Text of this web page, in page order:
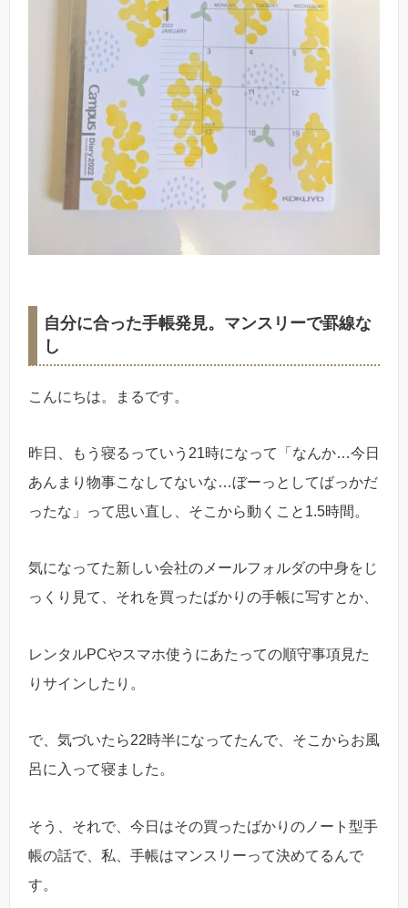
自分に合った手帳発見。マンスリーで罫線な
し
こんにちは。まるです。
昨日、もう寝るっていう21時になって「なんか…今日
あんまり物事こなしてないな…ぼーっとしてばっかだ
ったな」って思い直し、そこから動くこと1.5時間。
気になってた新しい会社のメールフォルダの中身をじ
っくり見て、それを買ったばかりの手帳に写すとか、
レンタルPCやスマホ使うにあたっての順守事項見た
りサインしたり。
で、気づいたら22時半になってたんで、そこからお風
呂に入って寝ました。
そう、それで、今日はその買ったばかりのノート型手
帳の話で、私、手帳はマンスリーって決めてるんで
す。